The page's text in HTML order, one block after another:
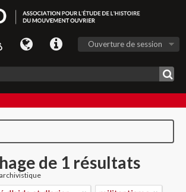
Ouverture de session
de 1 résultats